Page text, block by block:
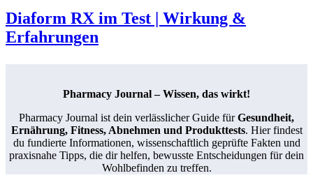
Diaform RX im Test | Wirkung &
Erfahrungen
Pharmacy Journal – Wissen, das wirkt!
Pharmacy Journal ist dein verlässlicher Guide fürGesundheit,
Ernährung, Fitness, Abnehmen und Produkttests. Hier findest
du fundierte Informationen, wissenschaftlich geprüfte Fakten und
praxisnahe Tipps, die dir helfen, bewusste Entscheidungen für dein
Wohlbefinden zu treffen.